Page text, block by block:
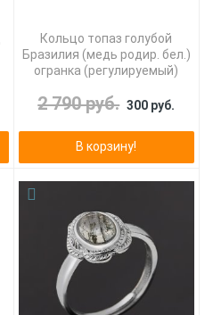
Кольцо топаз голубой
Бразилия (медь родир. бел.)
огранка (регулируемый)
2 790 руб. 300 руб.
В корзину!